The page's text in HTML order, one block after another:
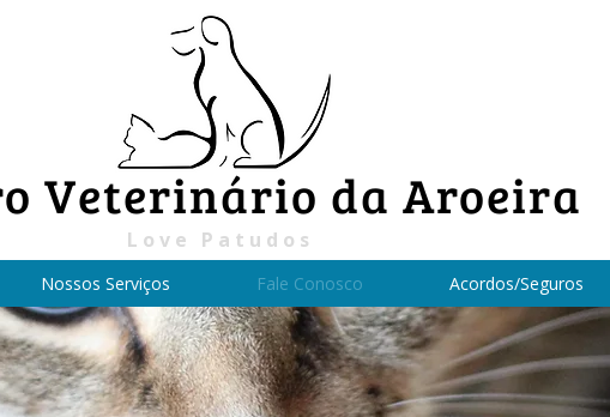
Veterinário da Aroeira
Love Patudos
Nossos Serviços Fale Conosco Acordos/Seguros